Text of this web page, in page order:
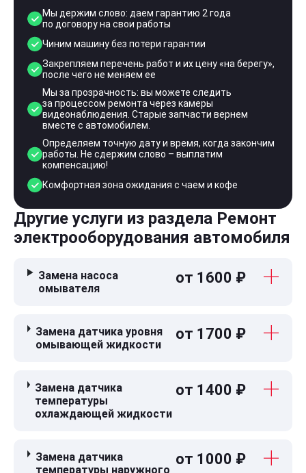
Мы держим слово: даем гарантию 2 года
по договору на свои работы
Чиним машину без потери гарантии
Закрепляем перечень работ и их цену «на берегу»,
после чего не меняем ее
Мы за прозрачность: вы можете следить
за процессом ремонта через камеры
видеонаблюдения. Старые запчасти вернем
вместе с автомобилем.
Определяем точную дату и время, когда закончим
работы. Не сдержим слово – выплатим
компенсацию!
Комфортная зона ожидания с чаем и кофе
Другие услуги из раздела Ремонт
электрооборудования автомобиля
Замена насоса
омывателя
от 1600 ₽
Замена датчика уровня
омывающей жидкости
от 1700 ₽
Замена датчика
температуры
охлаждающей жидкости
от 1400 ₽
Замена датчика
температуры наружного
от 1000 ₽